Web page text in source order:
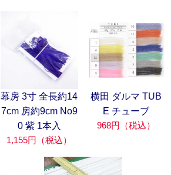
幕房 3寸 全長約14
7cm 房約9cm No9
0 紫 1本入
1,155円（税込）
横田 ダルマ TUB
E チューブ
968円（税込）